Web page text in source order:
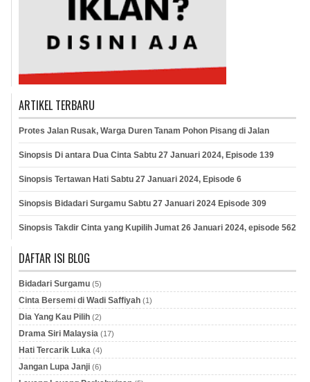
ARTIKEL TERBARU
Protes Jalan Rusak, Warga Duren Tanam Pohon Pisang di Jalan
Sinopsis Di antara Dua Cinta Sabtu 27 Januari 2024, Episode 139
Sinopsis Tertawan Hati Sabtu 27 Januari 2024, Episode 6
Sinopsis Bidadari Surgamu Sabtu 27 Januari 2024 Episode 309
Sinopsis Takdir Cinta yang Kupilih Jumat 26 Januari 2024, episode 562
DAFTAR ISI BLOG
Bidadari Surgamu (5)
Cinta Bersemi di Wadi Saffiyah (1)
Dia Yang Kau Pilih (2)
Drama Siri Malaysia (17)
Hati Tercarik Luka (4)
Jangan Lupa Janji (6)